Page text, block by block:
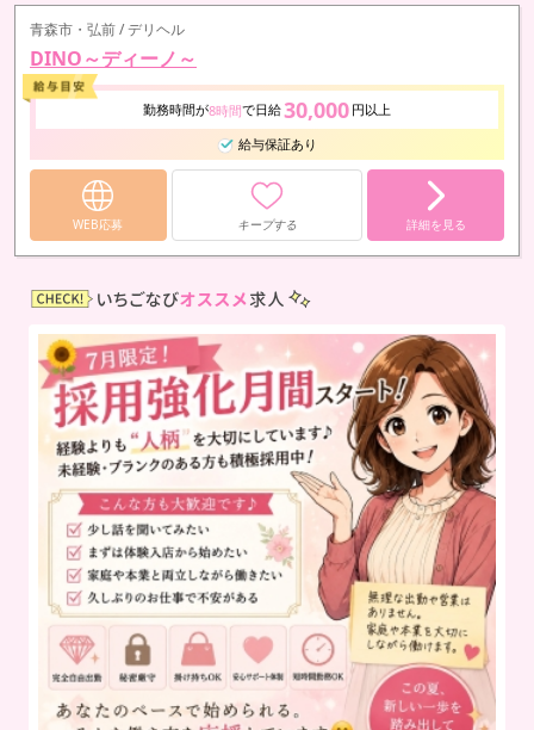
青森市・弘前 / デリヘル
DINO～ディーノ～
勤務時間が8時間で日給30,000 円以上
給与保証あり
WEB応募 キープする 詳細を見る